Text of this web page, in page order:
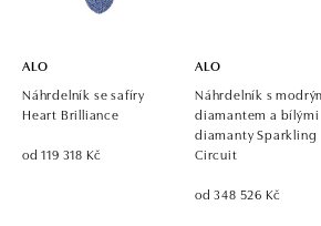
tel.: +421 917 090 700, +421 918 777 670
ALO
Náhrdelník se safíry
Heart Brilliance
od 119 318 Kč
ALO
Náhrdelník s
diamantem a bílými
diamanty Sparkling
Circuit
od 348 526 Kč